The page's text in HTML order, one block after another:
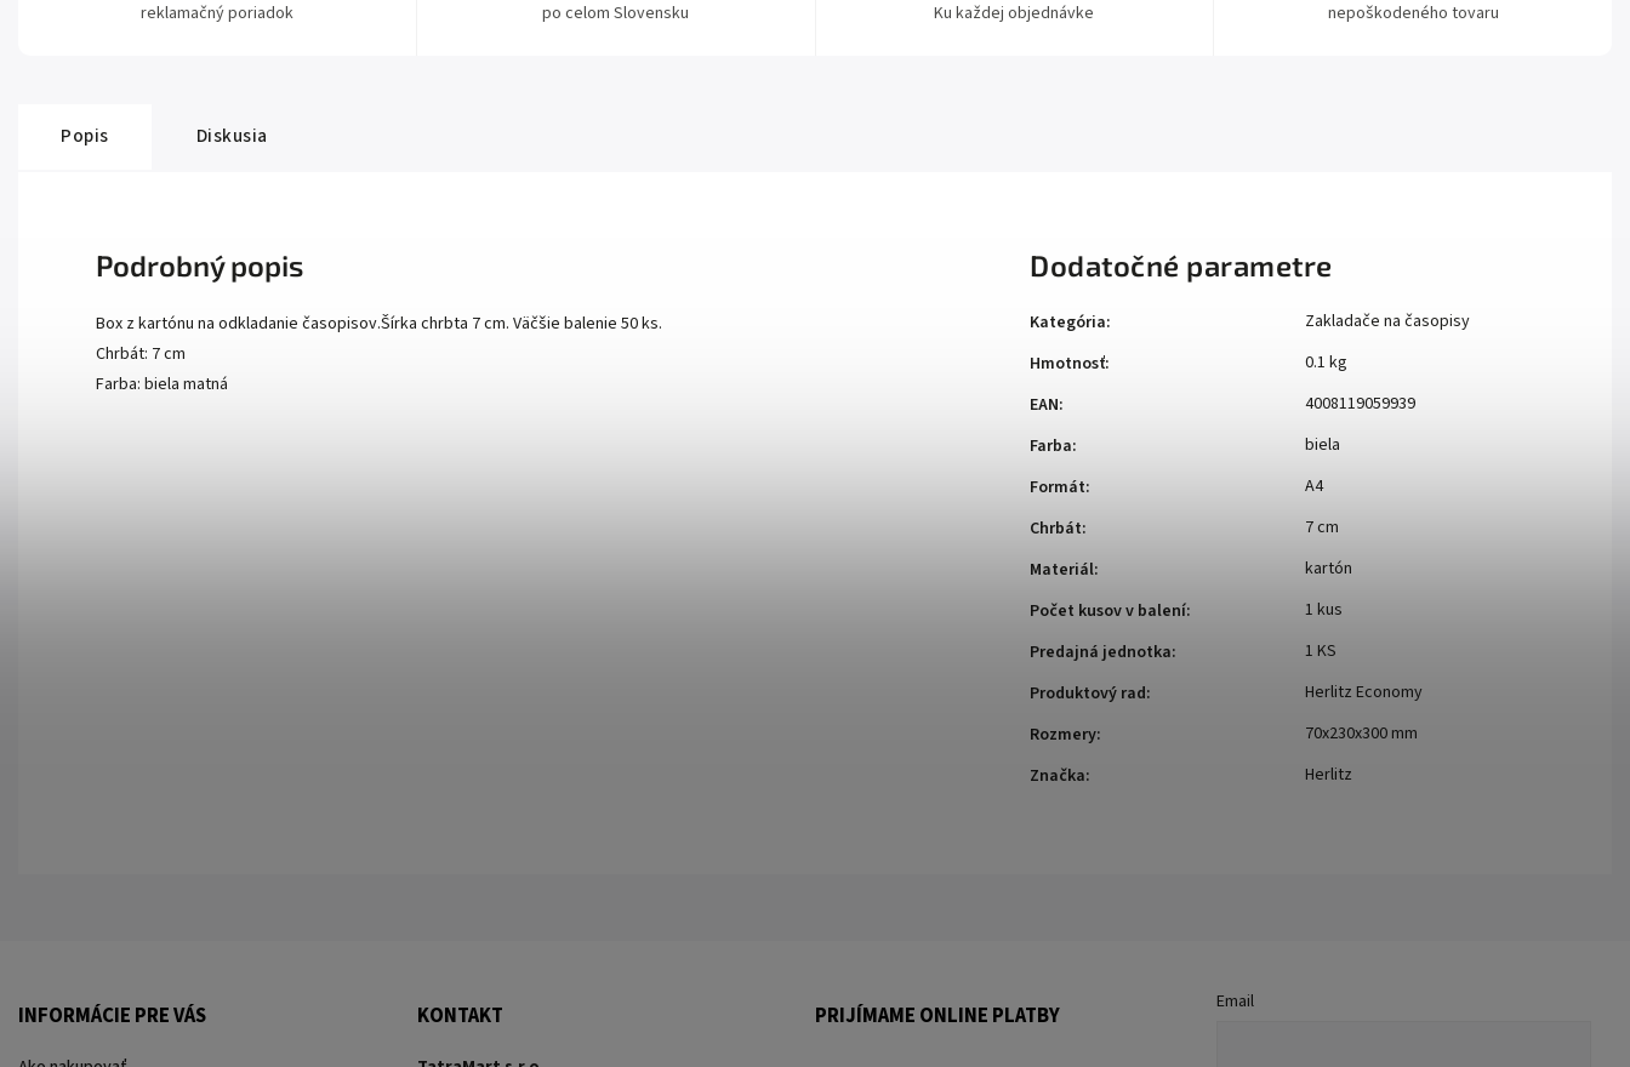
reklamačný poriadok po celom Slovensku Ku každej objednávke nepoškodeného tovaru
Popis Diskusia
Podrobný popis
Box z kartónu na odkladanie časopisov.Šírka chrbta 7 cm. Väčšie balenie 50 ks.
Chrbát: 7 cm
Farba: biela matná
Dodatočné parametre
Kategória:
Zakladače na časopisy
Hmotnosť:
0.1 kg
EAN:
4008119059939
Farba:
biela
Formát:
A4
Chrbát:
7 cm
Materiál:
kartón
Počet kusov v balení:
1 kus
Predajná jednotka:
1 KS
Produktový rad:
Herlitz Economy
Rozmery:
70x230x300 mm
Značka: Herlitz
INFORMÁCIE PRE VÁS KONTAKT PRIJÍMAME ONLINE PLATBY
Email